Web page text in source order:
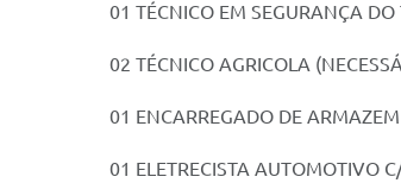
01 TÉCNICO EM SEGURANÇA
02 TÉCNICO AGRICOLA
01 ENCARREGADO DE
01 ELETRECISTA AUTOMOTIVO